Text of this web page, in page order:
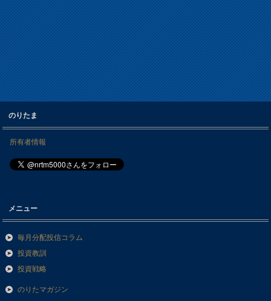
のりたま
所有者情報
メニュー
毎月分配投信コラム
投資教訓
投資戦略
のりたマガジン